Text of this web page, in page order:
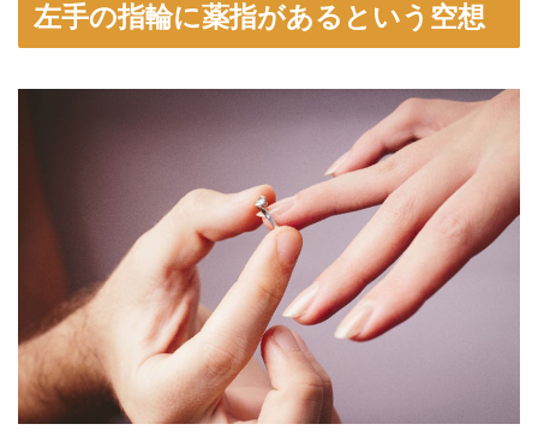
左手の指輪に薬指があるという空想